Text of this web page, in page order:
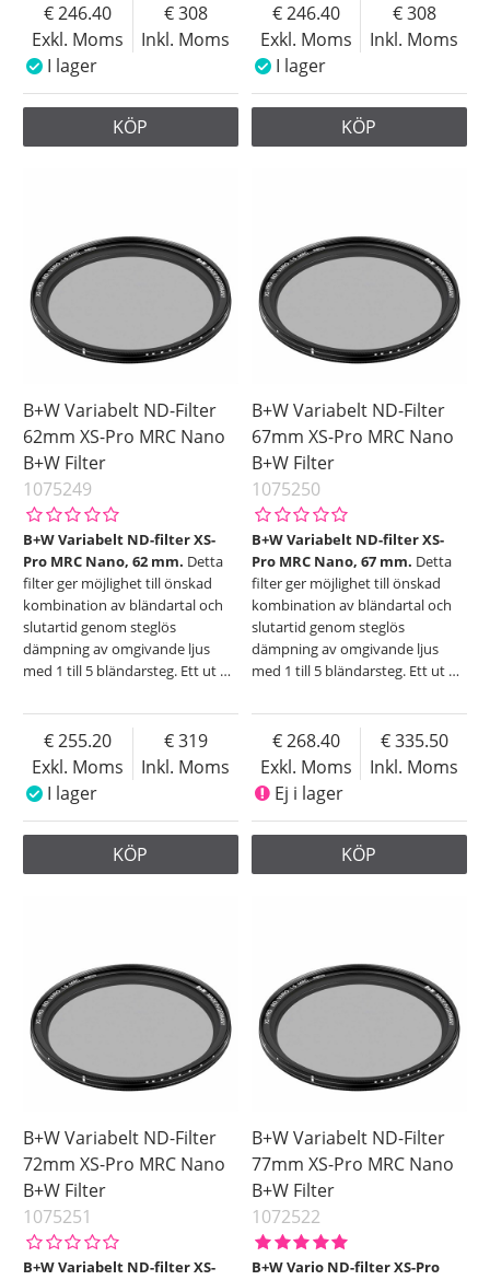
Exkl. Moms
246.40
Inkl. Moms
308
I lager
KÖP
Exkl. Moms
246.40
Inkl. Moms
308
I lager
KÖP
B+W Variabelt ND-Filter
62mm XS-Pro MRC Nano
B+W Filter
1075249
B+W Variabelt ND-filter XS-
Pro MRC Nano, 62 mm. Detta
filter ger möjlighet till önskad
kombination av bländartal och
slutartid genom steglös
dämpning av omgivande ljus
med 1 till 5 bländarsteg. Ett ut …
Exkl. Moms
255.20
Inkl. Moms
319
I lager
KÖP
B+W Variabelt ND-Filter
67mm XS-Pro MRC Nano
B+W Filter
1075250
B+W Variabelt ND-filter XS-
Pro MRC Nano, 67 mm. Detta
filter ger möjlighet till önskad
kombination av bländartal och
slutartid genom steglös
dämpning av omgivande ljus
med 1 till 5 bländarsteg. Ett ut …
Exkl. Moms
268.40
Inkl. Moms
335.50
Ej i lager
KÖP
B+W Variabelt ND-Filter
72mm XS-Pro MRC Nano
B+W Filter
1075251
B+W Variabelt ND-filter XS-
B+W Variabelt ND-Filter
77mm XS-Pro MRC Nano
B+W Filter
1072522
B+W Vario ND-filter XS-Pro